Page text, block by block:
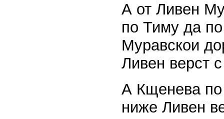
А от Ливен
по Тиму да
Муравскои
Ливен верст
А Кщенева по
ниже Ливен